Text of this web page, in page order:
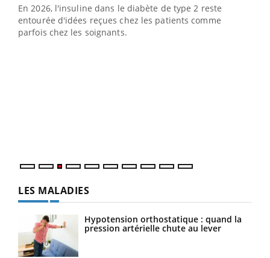
En 2026, l'insuline dans le diabète de type 2 reste
entourée d'idées reçues chez les patients comme
parfois chez les soignants.
L'été arrive… et avec lui, un tout nouveau rythme de vie !
Vacances, plage, piscine, soleil, activités en plein air…
Nos mains sont ...
LES MALADIES
Hypotension orthostatique : quand la
pression artérielle chute au lever